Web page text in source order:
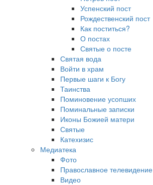
Успенский пост
Рождественский пост
Как поститься?
О постах
Святые о посте
Святая вода
Войти в храм
Первые шаги к Богу
Таинства
Поминовение усопших
Поминальные записки
Иконы Божией матери
Святые
Катехизис
Медиатека
Фото
Православное телевидение
Видео